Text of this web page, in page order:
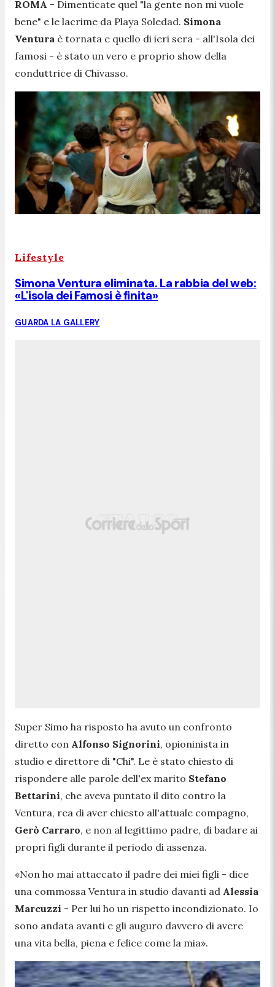
ROMA - Dimenticate quel "la gente non mi vuole
bene" e le lacrime da Playa Soledad. Simona
Ventura è tornata e quello di ieri sera - all'Isola dei
famosi - è stato un vero e proprio show della
conduttrice di Chivasso.
Lifestyle
Simona Ventura eliminata. La rabbia del web:
«L'isola dei Famosi è finita»
GUARDA LA GALLERY
Super Simo ha risposto ha avuto un confronto
diretto con Alfonso Signorini, opioninista in
studio e direttore di "Chi". Le è stato chiesto di
rispondere alle parole dell'ex marito Stefano
Bettarini, che aveva puntato il dito contro la
Ventura, rea di aver chiesto all'attuale compagno,
Gerò Carraro, e non al legittimo padre, di badare ai
propri figli durante il periodo di assenza.
«Non ho mai attaccato il padre dei miei figli - dice
una commossa Ventura in studio davanti ad Alessia
Marcuzzi - Per lui ho un rispetto incondizionato. Io
sono andata avanti e gli auguro davvero di avere
una vita bella, piena e felice come la mia».